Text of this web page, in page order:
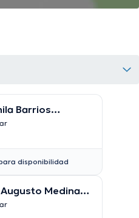
Barrios
disponibilidad
Medina